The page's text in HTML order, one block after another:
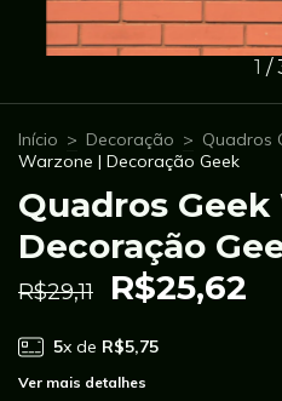
1 /
Início > Decoração > Quadros
Warzone | Decoração Geek
Quadros Geek
Decoração
R$29,11 R$25,62
5x de R$5,75
Ver mais detalhes